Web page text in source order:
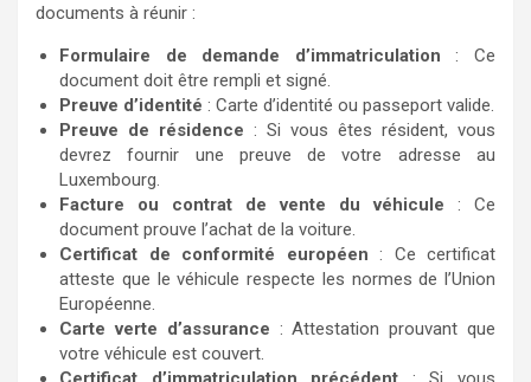
documents à réunir :
Formulaire de demande d’immatriculation : Ce
document doit être rempli et signé.
Preuve d’identité : Carte d’identité ou passeport valide.
Preuve de résidence : Si vous êtes résident, vous
devrez fournir une preuve de votre adresse au
Luxembourg.
Facture ou contrat de vente du véhicule : Ce
document prouve l’achat de la voiture.
Certificat de conformité européen : Ce certificat
atteste que le véhicule respecte les normes de l’Union
Européenne.
Carte verte d’assurance : Attestation prouvant que
votre véhicule est couvert.